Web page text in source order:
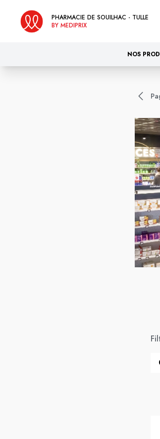
PHARMACIE DE SOUILHAC - TULLE
BY MEDIPRIX
NOS